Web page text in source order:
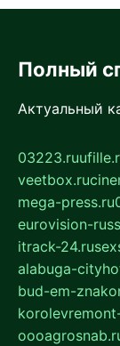
Полный
Актуальный
03223.ru
veetbox.ru
mega-press.ru
eurovision-
itrack-24.ru
alabuga-
bud-em-